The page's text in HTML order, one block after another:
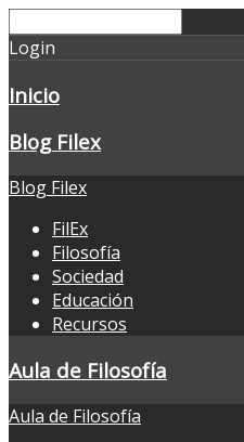
Login
Inicio
Blog Filex
Blog Filex
FilEx
Filosofía
Sociedad
Educación
Recursos
Aula de Filosofía
Aula de Filosofía